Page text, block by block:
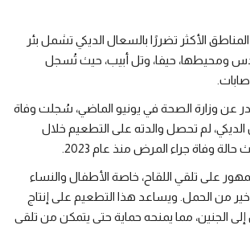
الأكثر تضررًا بالسعال الديكي تشمل بئر
ومحيطها، حيفا، وتل أبيب، حيث تُسجل
عن وزارة الصحة في يونيو الماضي، سُجلت وفاة
لم تحصل والدته على التطعيم خلال
وفاة جراء المرض منذ عام 2023.
على تلقي اللقاح، خاصة الأطفال والنساء
من الحمل. ويساعد هذا التطعيم على إنتاج
الجنين، مما يمنحه حماية حتى يتمكن من تلقي